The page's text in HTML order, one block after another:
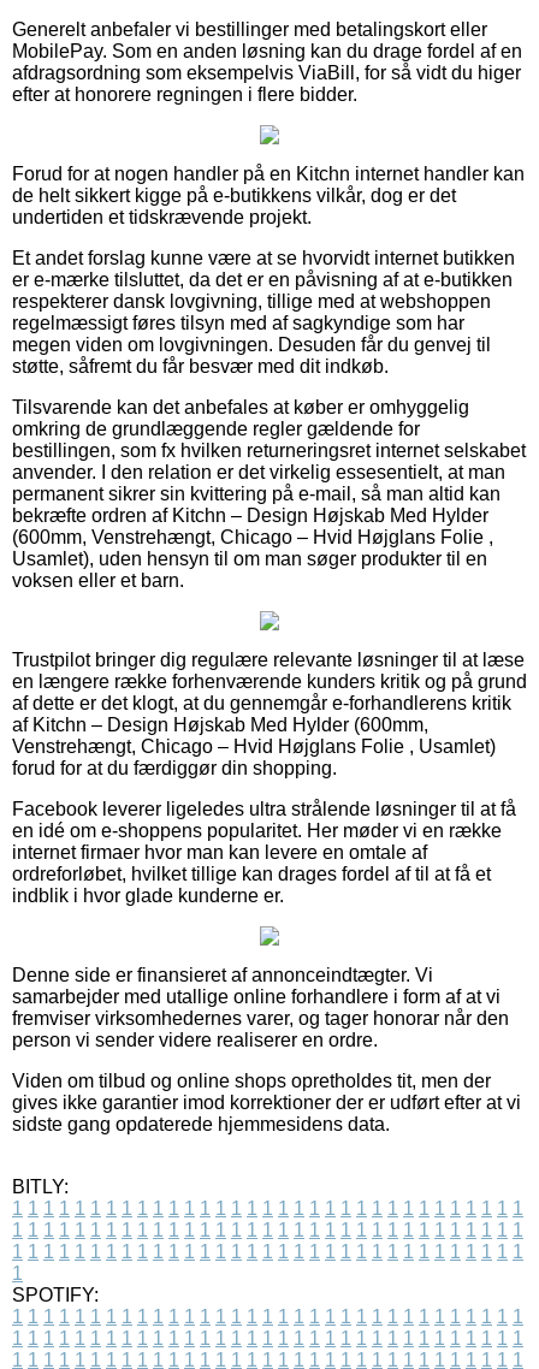
Generelt anbefaler vi bestillinger med betalingskort eller
MobilePay. Som en anden løsning kan du drage fordel af en
afdragsordning som eksempelvis ViaBill, for så vidt du higer
efter at honorere regningen i flere bidder.
Forud for at nogen handler på en Kitchn internet handler kan
de helt sikkert kigge på e-butikkens vilkår, dog er det
undertiden et tidskrævende projekt.
Et andet forslag kunne være at se hvorvidt internet butikken
er e-mærke tilsluttet, da det er en påvisning af at e-butikken
respekterer dansk lovgivning, tillige med at webshoppen
regelmæssigt føres tilsyn med af sagkyndige som har
megen viden om lovgivningen. Desuden får du genvej til
støtte, såfremt du får besvær med dit indkøb.
Tilsvarende kan det anbefales at køber er omhyggelig
omkring de grundlæggende regler gældende for
bestillingen, som fx hvilken returneringsret internet selskabet
anvender. I den relation er det virkelig essesentielt, at man
permanent sikrer sin kvittering på e-mail, så man altid kan
bekræfte ordren af Kitchn – Design Højskab Med Hylder
(600mm, Venstrehængt, Chicago – Hvid Højglans Folie ,
Usamlet), uden hensyn til om man søger produkter til en
voksen eller et barn.
Trustpilot bringer dig regulære relevante løsninger til at læse
en længere række forhenværende kunders kritik og på grund
af dette er det klogt, at du gennemgår e-forhandlerens kritik
af Kitchn – Design Højskab Med Hylder (600mm,
Venstrehængt, Chicago – Hvid Højglans Folie , Usamlet)
forud for at du færdiggør din shopping.
Facebook leverer ligeledes ultra strålende løsninger til at få
en idé om e-shoppens popularitet. Her møder vi en række
internet firmaer hvor man kan levere en omtale af
ordreforløbet, hvilket tillige kan drages fordel af til at få et
indblik i hvor glade kunderne er.
Denne side er finansieret af annonceindtægter. Vi
samarbejder med utallige online forhandlere i form af at vi
fremviser virksomhedernes varer, og tager honorar når den
person vi sender videre realiserer en ordre.
Viden om tilbud og online shops opretholdes tit, men der
gives ikke garantier imod korrektioner der er udført efter at vi
sidste gang opdaterede hjemmesidens data.
BITLY:
1 1 1 1 1 1 1 1 1 1 1 1 1 1 1 1 1 1 1 1 1 1 1 1 1 1 1 1 1 1 1 1 1
1 1 1 1 1 1 1 1 1 1 1 1 1 1 1 1 1 1 1 1 1 1 1 1 1 1 1 1 1 1 1 1 1
1 1 1 1 1 1 1 1 1 1 1 1 1 1 1 1 1 1 1 1 1 1 1 1 1 1 1 1 1 1 1 1 1
1
SPOTIFY:
1 1 1 1 1 1 1 1 1 1 1 1 1 1 1 1 1 1 1 1 1 1 1 1 1 1 1 1 1 1 1 1 1
1 1 1 1 1 1 1 1 1 1 1 1 1 1 1 1 1 1 1 1 1 1 1 1 1 1 1 1 1 1 1 1 1
1 1 1 1 1 1 1 1 1 1 1 1 1 1 1 1 1 1 1 1 1 1 1 1 1 1 1 1 1 1 1 1 1